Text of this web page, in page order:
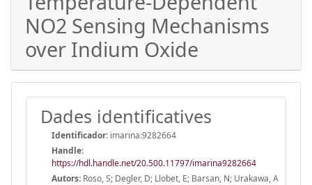
NO2 Sensing Mechanisms
over Indium Oxide
Dades identificatives
Identificador: imarina:9282664
Handle:
https://hdl.handle.net/20.500.11797/imarina9282664
Autors: Roso, S; Degler, D; Llobet, E; Barsan, N; Urakawa, A